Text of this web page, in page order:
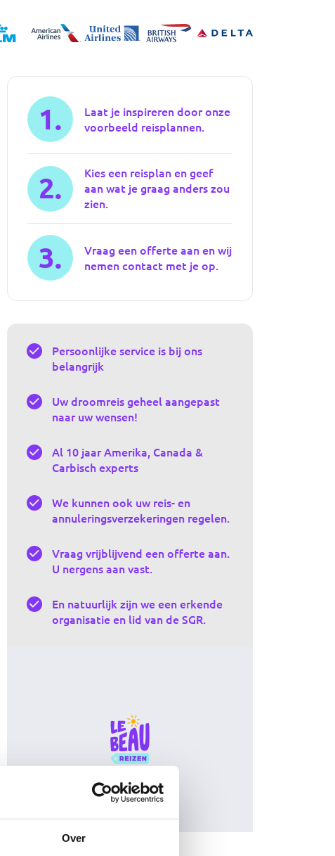
Over
1.
Laat je inspireren door onze
voorbeeld reisplannen.
2.
Kies een reisplan en geef
aan wat je graag anders zou
zien.
3.
Vraag een offerte aan en wij
nemen contact met je op.
Persoonlijke service is bij ons
belangrijk
Uw droomreis geheel aangepast
naar uw wensen!
Al 10 jaar Amerika, Canada &
Carbisch experts
We kunnen ook uw reis- en
annuleringsverzekeringen regelen.
Vraag vrijblijvend een offerte aan.
U nergens aan vast.
En natuurlijk zijn we een erkende
organisatie en lid van de SGR.